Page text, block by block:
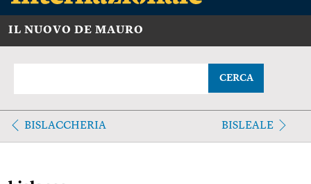
IL NUOVO DE MAURO
CERCA
BISLACCHERIA BISLEALE